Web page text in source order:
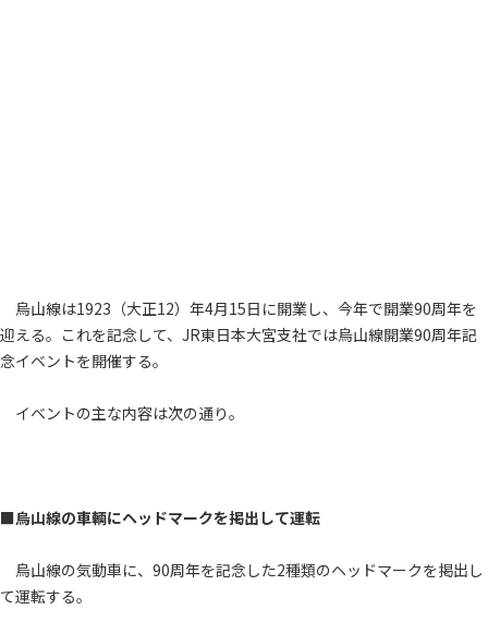
烏山線は1923（大正12）年4月15日に開業し、今年で開業90周年を
迎える。これを記念して、JR東日本大宮支社では烏山線開業90周年記
念イベントを開催する。
イベントの主な内容は次の通り。
■烏山線の車輌にヘッドマークを掲出して運転
烏山線の気動車に、90周年を記念した2種類のヘッドマークを掲出し
て運転する。